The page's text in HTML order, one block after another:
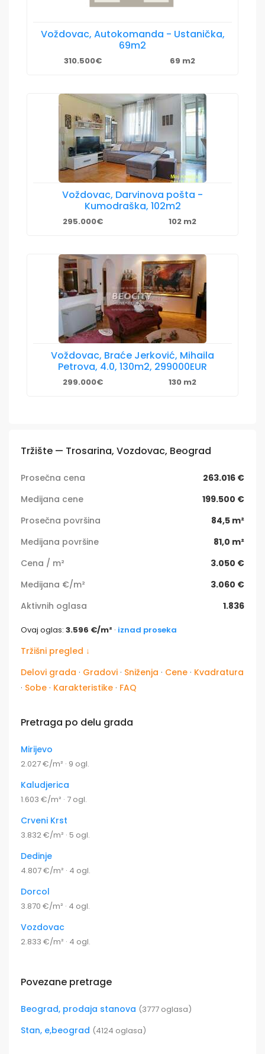
Voždovac, Autokomanda - Ustanička,
69m2
310.500€ 69 m2
Voždovac, Darvinova pošta -
Kumodraška, 102m2
295.000€ 102 m2
Voždovac, Braće Jerković, Mihaila
Petrova, 4.0, 130m2, 299000EUR
299.000€ 130 m2
Tržište — Trosarina, Vozdovac, Beograd
Prosečna cena
263.016 €
Medijana cene
199.500 €
Prosečna površina
84,5 m²
Medijana površine
81,0 m²
Cena / m²
3.050 €
Medijana €/m²
3.060 €
Aktivnih oglasa
1.836
Ovaj oglas: 3.596 €/m² · iznad proseka
Tržišni pregled ↓
Delovi grada · Gradovi · Sniženja · Cene · Kvadratura
· Sobe · Karakteristike · FAQ
Pretraga po delu grada
Mirijevo
2.027 €/m² · 9 ogl.
Kaludjerica
1.603 €/m² · 7 ogl.
Crveni Krst
3.832 €/m² · 5 ogl.
Dedinje
4.807 €/m² · 4 ogl.
Dorcol
3.870 €/m² · 4 ogl.
Vozdovac
2.833 €/m² · 4 ogl.
Povezane pretrage
Beograd, prodaja stanova (3777 oglasa)
Stan, e,beograd (4124 oglasa)